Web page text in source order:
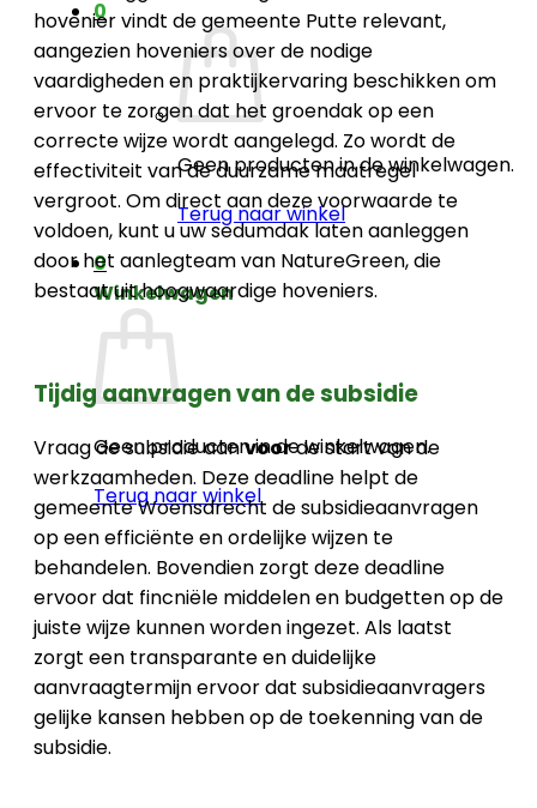
0
Geen producten in de winkelwagen.
Terug naar winkel
0
Winkelwagen
Geen producten in de winkelwagen.
Terug naar winkel
hovenier vindt de gemeente Putte relevant,
aangezien hoveniers over de nodige
vaardigheden en praktijkervaring beschikken om
ervoor te zorgen dat het groendak op een
correcte wijze wordt aangelegd. Zo wordt de
effectiviteit van de duurzame maatregel
vergroot. Om direct aan deze voorwaarde te
voldoen, kunt u uw sedumdak laten aanleggen
door het aanlegteam van NatureGreen, die
bestaat uit hoogwaardige hoveniers.
Tijdig aanvragen van de subsidie
Vraag de subsidie aanvoorde start van de
werkzaamheden. Deze deadline helpt de
gemeente Woensdrecht de subsidieaanvragen
op een efficiënte en ordelijke wijzen te
behandelen. Bovendien zorgt deze deadline
ervoor dat fincniële middelen en budgetten op de
juiste wijze kunnen worden ingezet. Als laatst
zorgt een transparante en duidelijke
aanvraagtermijn ervoor dat subsidieaanvragers
gelijke kansen hebben op de toekenning van de
subsidie.